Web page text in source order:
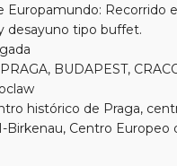
Europamundo:
desayuno tipo buffet.
BUDAPEST,
histórico de Praga,
Birkenau, Centro Europeo